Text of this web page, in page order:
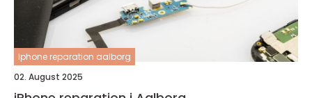
Iphone reparation aalborg
02. August 2025